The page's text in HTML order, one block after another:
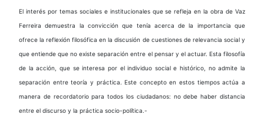
El interés por temas sociales e institucionales que se refleja en la obra de Vaz
Ferreira demuestra la convicción que tenía acerca de la importancia que
ofrece la reflexión filosófica en la discusión de cuestiones de relevancia social y
que entiende que no existe separación entre el pensar y el actuar. Esta filosofía
de la acción, que se interesa por el individuo social e histórico, no admite la
separación entre teoría y práctica. Este concepto en estos tiempos actúa a
manera de recordatorio para todos los ciudadanos: no debe haber distancia
entre el discurso y la práctica socio-política.-